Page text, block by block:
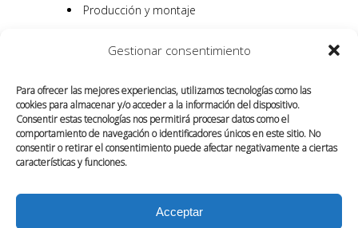
Gestionar consentimiento
Para ofrecer las mejores experiencias, utilizamos tecnologías como las
cookies para almacenar y/o acceder a la información del dispositivo.
Consentir estas tecnologías nos permitirá procesar datos como el
comportamiento de navegación o identificadores únicos en este sitio. No
consentir o retirar el consentimiento puede afectar negativamente a ciertas
características y funciones.
Acceptar
Producción y montaje